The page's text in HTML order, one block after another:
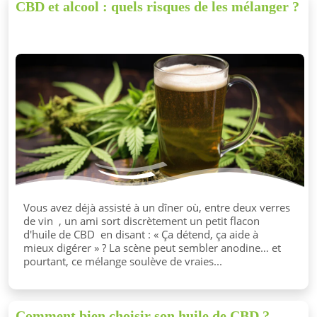
CBD et alcool : quels risques de les mélanger ?
Vous avez déjà assisté à un dîner où, entre deux verres
de vin , un ami sort discrètement un petit flacon
d'huile de CBD en disant : « Ça détend, ça aide à
mieux digérer » ? La scène peut sembler anodine… et
pourtant, ce mélange soulève de vraies...